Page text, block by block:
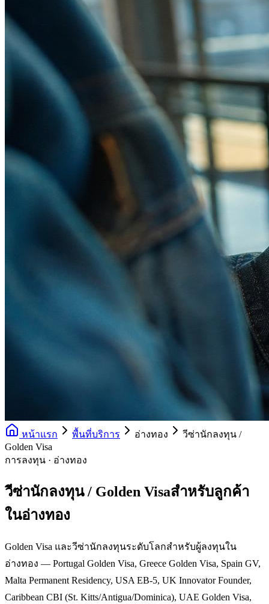
หน้าแรก พื้นที่บริการ อ่างทอง
วีซ่านักลงทุน /
Golden Visa
การลงทุน · อ่างทอง
วีซ่านักลงทุน / Golden Visaสำหรับลูกค้า
ในอ่างทอง
Golden Visa และวีซ่านักลงทุนระดับโลกสำหรับผู้ลงทุนใน
อ่างทอง — Portugal Golden Visa, Greece Golden Visa, Spain GV,
Malta Permanent Residency, USA EB-5, UK Innovator Founder,
Caribbean CBI (St. Kitts/Antigua/Dominica), UAE Golden Visa,